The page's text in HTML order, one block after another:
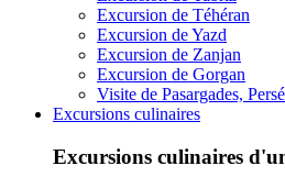
Excursion de Téhéran
Excursion de Yazd
Excursion de Zanjan
Excursion de Gorgan
Visite de Pasargades,
Excursions culinaires
Excursions culinaires